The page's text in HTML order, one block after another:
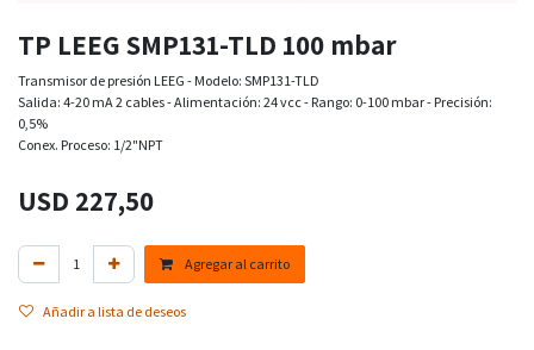
TP LEEG SMP131-TLD 100 mbar
Transmisor de presión LEEG - Modelo: SMP131-TLD
Salida: 4-20 mA 2 cables - Alimentación: 24 vcc - Rango: 0-100 mbar - Precisión:
0,5%
Conex. Proceso: 1/2"NPT
USD 227,50
Agregar al carrito
Añadir a lista de deseos